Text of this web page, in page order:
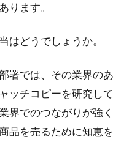
ります。
はどうでしょうか。
署では、その業界のあ
ッチコピーを研究して
界でのつながりが強く
品を売るために知恵を